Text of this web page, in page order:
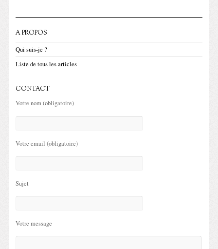
A PROPOS
Qui suis-je ?
Liste de tous les articles
CONTACT
Votre nom (obligatoire)
Votre email (obligatoire)
Sujet
Votre message